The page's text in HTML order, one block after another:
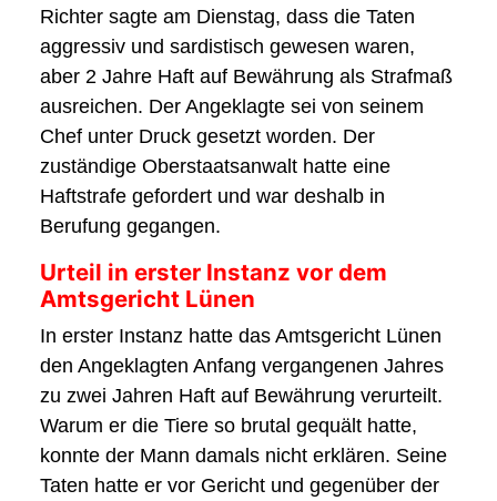
Richter sagte am Dienstag, dass die Taten
aggressiv und sardistisch gewesen waren,
aber 2 Jahre Haft auf Bewährung als Strafmaß
ausreichen. Der Angeklagte sei von seinem
Chef unter Druck gesetzt worden. Der
zuständige Oberstaatsanwalt hatte eine
Haftstrafe gefordert und war deshalb in
Berufung gegangen.
Urteil in erster Instanz vor dem
Amtsgericht Lünen
In erster Instanz hatte das Amtsgericht Lünen
den Angeklagten Anfang vergangenen Jahres
zu zwei Jahren Haft auf Bewährung verurteilt.
Warum er die Tiere so brutal gequält hatte,
konnte der Mann damals nicht erklären. Seine
Taten hatte er vor Gericht und gegenüber der